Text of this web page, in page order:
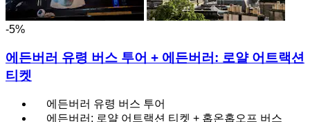
-5%
에든버러 유령 버스 투어 + 에든버러: 로얄 어트랙션
티켓
에든버러 유령 버스 투어
에든버러: 로얄 어트랙션 티켓 + 홉온홉오프 버스